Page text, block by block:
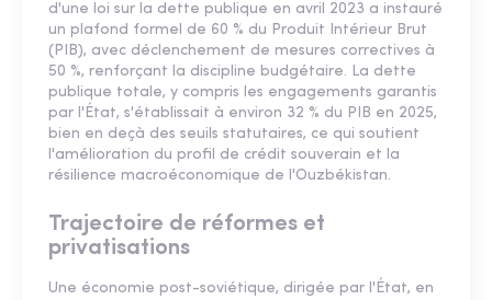
d'une loi sur la dette publique en avril 2023 a instauré
un plafond formel de 60 % du Produit Intérieur Brut
(PIB), avec déclenchement de mesures correctives à
50 %, renforçant la discipline budgétaire. La dette
publique totale, y compris les engagements garantis
par l'État, s'établissait à environ 32 % du PIB en 2025,
bien en deçà des seuils statutaires, ce qui soutient
l'amélioration du profil de crédit souverain et la
résilience macroéconomique de l'Ouzbékistan.
Trajectoire de réformes et
privatisations
Une économie post-soviétique, dirigée par l'État, en